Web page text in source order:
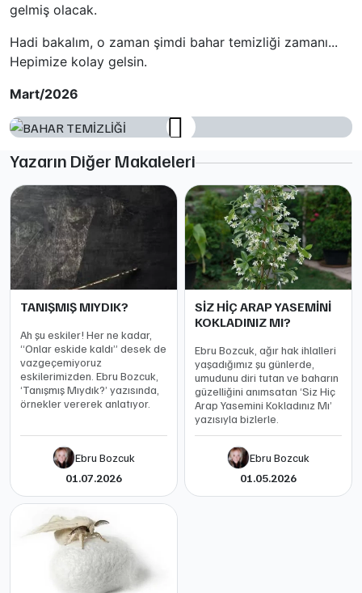
gelmiş olacak.
Hadi bakalım, o zaman şimdi bahar temizliği zamanı...
Hepimize kolay gelsin.
Mart/2026
Yazarın Diğer Makaleleri
TANIŞMIŞ MIYDIK?
Ah şu eskiler! Her ne kadar,
“Onlar eskide kaldı” desek de
vazgeçemiyoruz
eskilerimizden. Ebru Bozcuk,
‘Tanışmış Mıydık?’ yazısında,
örnekler vererek anlatıyor.
Ebru Bozcuk
01.07.2026
SİZ HİÇ ARAP YASEMİNİ
KOKLADINIZ MI?
Ebru Bozcuk, ağır hak ihlalleri
yaşadığımız şu günlerde,
umudunu diri tutan ve baharın
güzelliğini anımsatan ‘Siz Hiç
Arap Yasemini Kokladınız Mı’
yazısıyla bizlerle.
Ebru Bozcuk
01.05.2026